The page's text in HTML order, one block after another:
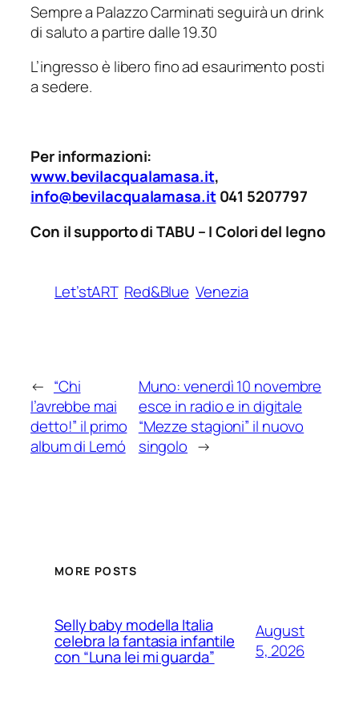
Sempre a Palazzo Carminati seguirà un drink
di saluto a partire dalle 19.30
L’ingresso è libero fino ad esaurimento posti
a sedere.
Per informazioni:
www.bevilacqualamasa.it,
info@bevilacqualamasa.it041 5207797
Con il supporto di TABU – I Colori del legno
Let’stART Red&Blue Venezia
← “Chi
l’avrebbe mai
detto!” il primo
album di Lemó
Muno: venerdì 10 novembre
esce in radio e in digitale
“Mezze stagioni” il nuovo
singolo →
MORE POSTS
Selly baby modella Italia
celebra la fantasia infantile
con “Luna lei mi guarda”
August
5, 2026